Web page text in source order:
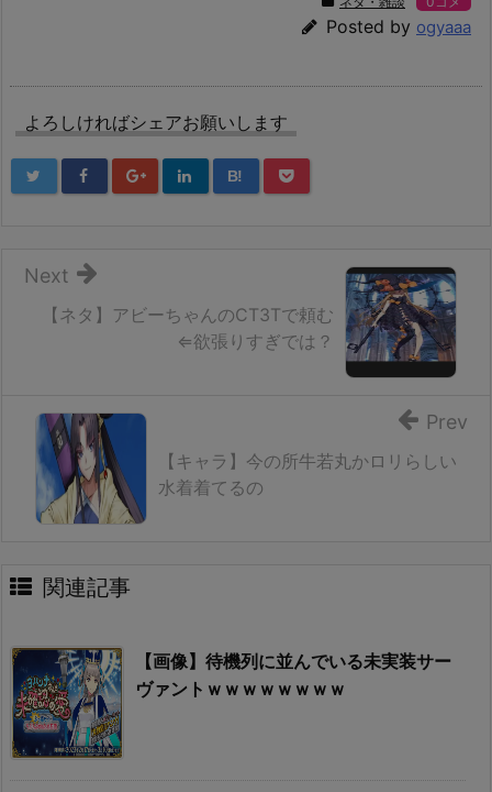
Posted by ogyaaa
よろしければシェアお願いします
B!
【ネタ】アビーちゃんのCT3Tで頼む
⇐欲張りすぎでは？
Next
【キャラ】今の所牛若丸かロリらしい
水着着てるの
Prev
関連記事
【画像】待機列に並んでいる未実装サー
ヴァントｗｗｗｗｗｗｗｗ